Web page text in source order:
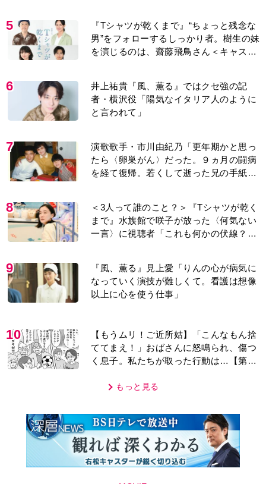
9
『風、薫る』見上愛「りんの心が病気に
なっていく演技が難しくて。看護は想像
以上に心を使う仕事」
10
【もうムリ！ご近所姑】「こんなもん捨
ててまえ！」おばさんに怒鳴られ、傷つ
もっと見る
編集部おすすめ